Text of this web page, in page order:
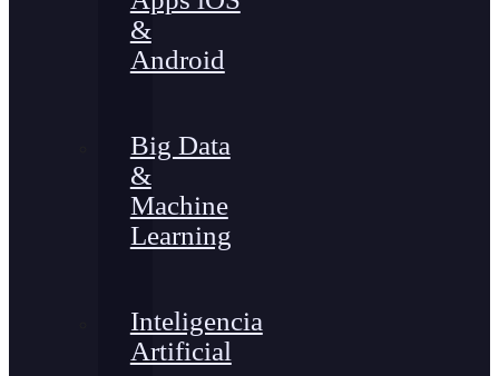
&
Android
Big Data
&
Machine
Learning
Inteligencia
Artificial